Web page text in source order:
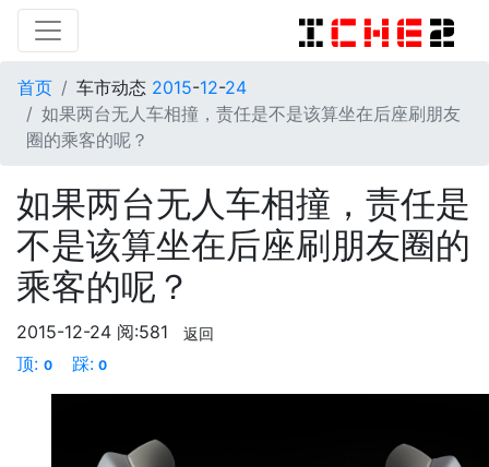
首页 车市动态 2015-12-24
如果两台无人车相撞，责任是不是该算坐在后座刷朋友
圈的乘客的呢？
如果两台无人车相撞，责任是
不是该算坐在后座刷朋友圈的
乘客的呢？
2015-12-24 阅:581 返回
顶: 0 踩: 0